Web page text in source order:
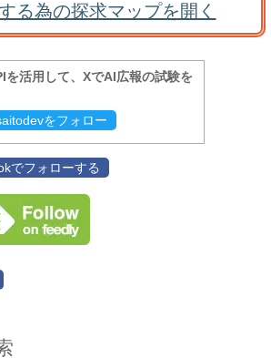
る為の探求マップを開く
を活用して、XでAI広報の試験を
をフォロー
でフォローする